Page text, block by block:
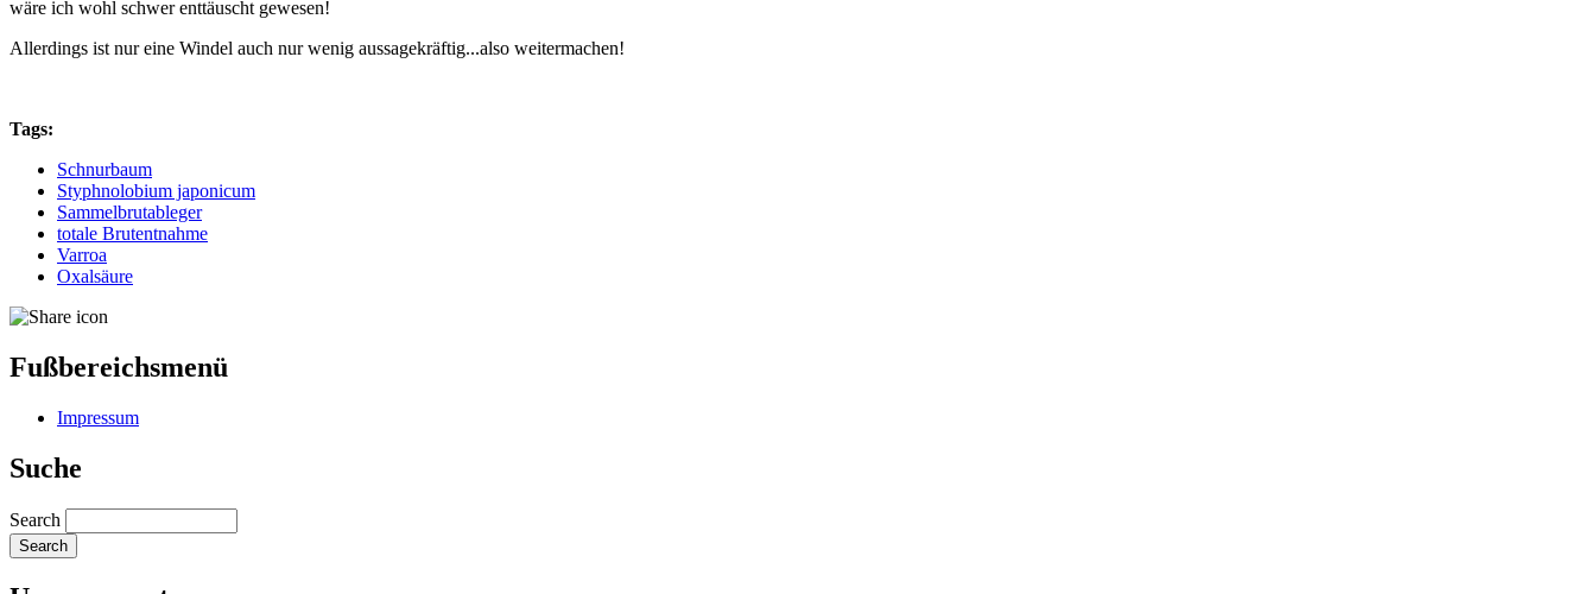
wäre ich wohl schwer enttäuscht gewesen!
Allerdings ist nur eine Windel auch nur wenig aussagekräftig...also weitermachen!
Tags:
Schnurbaum
Styphnolobium japonicum
Sammelbrutableger
totale Brutentnahme
Varroa
Oxalsäure
Fußbereichsmenü
Impressum
Suche
Search